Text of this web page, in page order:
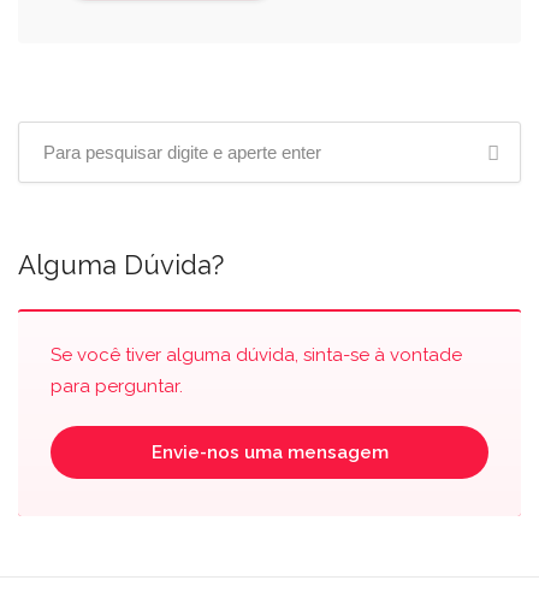
Alguma Dúvida?
Se você tiver alguma dúvida, sinta-se à vontade
para perguntar.
Envie-nos uma mensagem